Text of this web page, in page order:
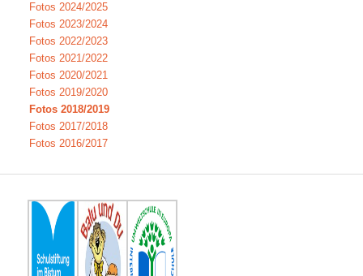
Fotos 2024/2025
Fotos 2023/2024
Fotos 2022/2023
Fotos 2021/2022
Fotos 2020/2021
Fotos 2019/2020
Fotos 2018/2019
Fotos 2017/2018
Fotos 2016/2017